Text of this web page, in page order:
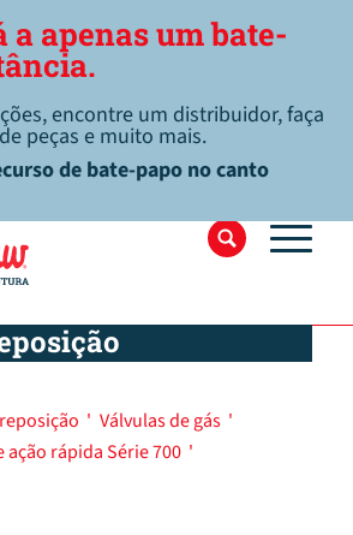
a apenas um bate-
encontre um distribuidor, faça
peças e muito mais.
de bate-papo no canto
' Válvulas de gás '
ação rápida Série 700 '